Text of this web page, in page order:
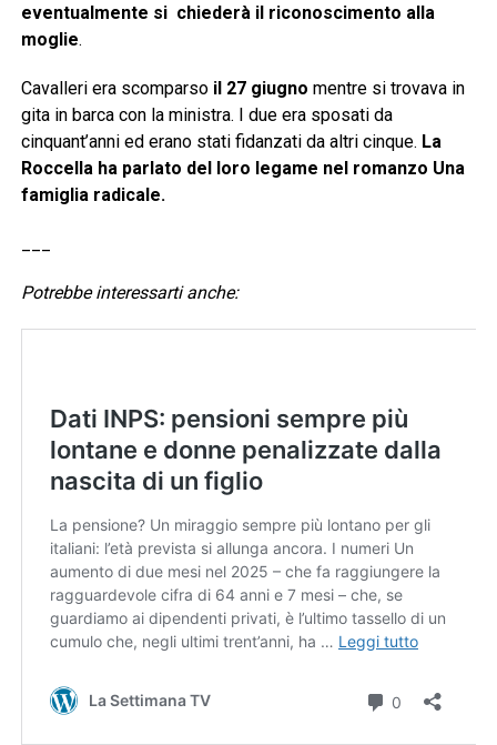
eventualmente si chiederà il riconoscimento alla
moglie.
Cavalleri era scomparso il 27 giugno mentre si trovava in
gita in barca con la ministra. I due era sposati da
cinquant’anni ed erano stati fidanzati da altri cinque. La
Roccella ha parlato del loro legame nel romanzo Una
famiglia radicale.
Potrebbe interessarti anche: